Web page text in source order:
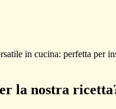
in cucina: perfetta
la nostra